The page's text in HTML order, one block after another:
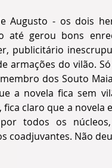
Augusto - os dois
até gerou bons
publicitário
armações do vilão.
dos Souto
a novela fica sem
fica claro que a
todos os
coadjuvantes. Não